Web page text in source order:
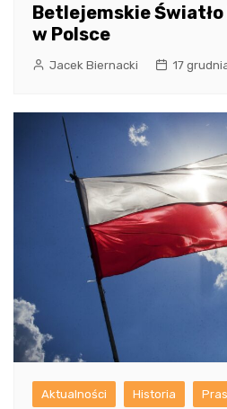
Betlejemskie
w Polsce
Jacek Biernacki 17
Aktualności Historia